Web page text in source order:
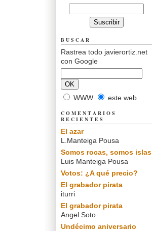
BUSCAR
Rastrea todo javierortiz.net
con Google
WWW este web
COMENTARIOS
RECIENTES
El azar
L.Manteiga Pousa
Somos rocas, somos islas
Luis Manteiga Pousa
Votos: ¿A qué precio?
El grabador pirata
iturri
El grabador pirata
Angel Soto
Undécimo aniversario